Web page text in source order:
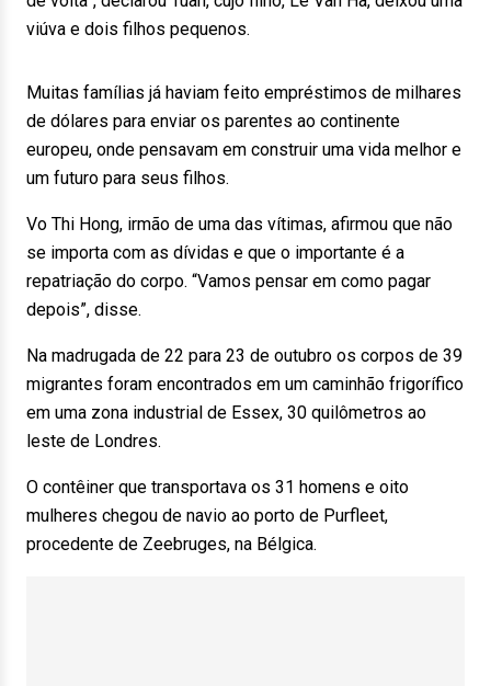
viúva e dois filhos pequenos.
Muitas famílias já haviam feito empréstimos de milhares
de dólares para enviar os parentes ao continente
europeu, onde pensavam em construir uma vida melhor e
um futuro para seus filhos.
Vo Thi Hong, irmão de uma das vítimas, afirmou que não
se importa com as dívidas e que o importante é a
repatriação do corpo. “Vamos pensar em como pagar
depois”, disse.
Na madrugada de 22 para 23 de outubro os corpos de 39
migrantes foram encontrados em um caminhão frigorífico
em uma zona industrial de Essex, 30 quilômetros ao
leste de Londres.
O contêiner que transportava os 31 homens e oito
mulheres chegou de navio ao porto de Purfleet,
procedente de Zeebruges, na Bélgica.